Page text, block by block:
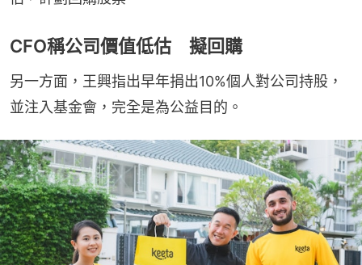
CFO稱公司價值低估 擬回購
另一方面，王興指出早年捐出10%個人對公司持股，
並注入基金會，完全是為公益目的。